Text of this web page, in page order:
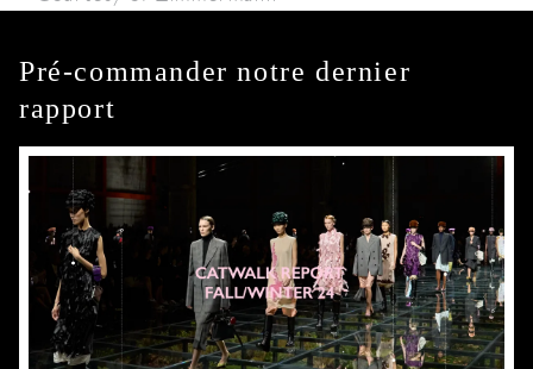
Pré-commander notre dernier
rapport